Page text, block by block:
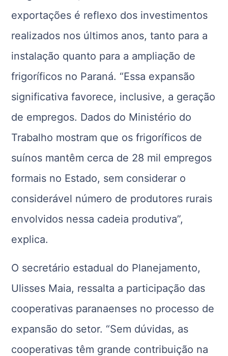
exportações é reflexo dos investimentos
realizados nos últimos anos, tanto para a
instalação quanto para a ampliação de
frigoríficos no Paraná. “Essa expansão
significativa favorece, inclusive, a geração
de empregos. Dados do Ministério do
Trabalho mostram que os frigoríficos de
suínos mantêm cerca de 28 mil empregos
formais no Estado, sem considerar o
considerável número de produtores rurais
envolvidos nessa cadeia produtiva”,
explica.
O secretário estadual do Planejamento,
Ulisses Maia, ressalta a participação das
cooperativas paranaenses no processo de
expansão do setor. “Sem dúvidas, as
cooperativas têm grande contribuição na